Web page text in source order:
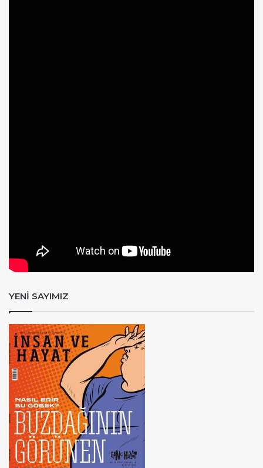
YENİ SAYIMIZ